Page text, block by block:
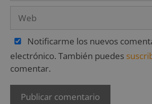
Notificarme los nuevos
electrónico. También puedes
comentar.